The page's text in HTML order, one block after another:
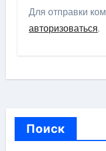
Для отправки
авторизоваться.
Поиск